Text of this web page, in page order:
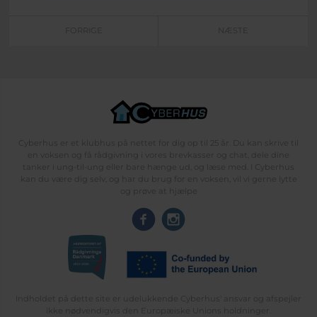
FORRIGE NÆSTE
Cyberhus er et klubhus på nettet for dig op til 25 år. Du kan skrive til
en voksen og få rådgivning i vores brevkasser og chat, dele dine
tanker i ung-til-ung eller bare hænge ud, og læse med. I Cyberhus
kan du være dig selv, og har du brug for en voksen, vil vi gerne lytte
og prøve at hjælpe
Indholdet på dette site er udelukkende Cyberhus' ansvar og afspejler
ikke nødvendigvis den Europæiske Unions holdninger.